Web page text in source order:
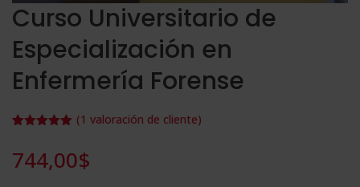
Curso Universitario de
Especialización en
Enfermería Forense
5 en base
a
valoración
(1 valoración de cliente)
744,00$